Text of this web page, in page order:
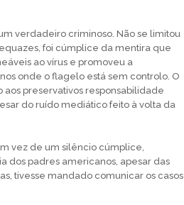
verdadeiro criminoso. Não se limitou
foi cúmplice da mentira que
ao vírus e promoveu a
onde o flagelo está sem controlo. O
preservativos responsabilidade
do ruído mediático feito à volta da
vez de um silêncio cúmplice,
dos padres americanos, apesar das
tivesse mandado comunicar os casos